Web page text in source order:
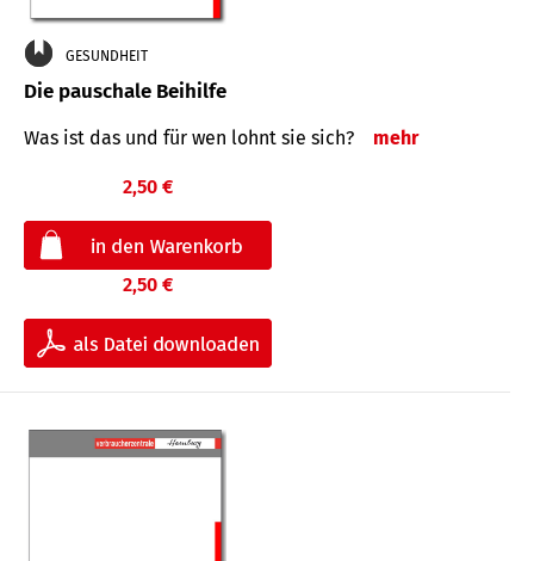
GESUNDHEIT
Die pauschale Beihilfe
Was ist das und für wen lohnt sie sich? mehr
2,50 €
2,50 €